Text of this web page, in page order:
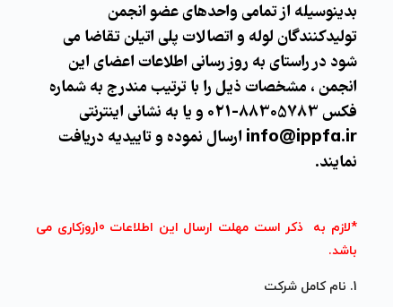
بدینوسیله از تمامی واحدهای عضو انجمن
تولیدکنندگان لوله و اتصالات پلی اتیلن تقاضا می
شود در راستای به روز رسانی اطلاعات اعضای این
انجمن ، مشخصات ذیل را با ترتیب مندرج به شماره
فکس 88305783-021 و یا به نشانی اینترنتی
info@ippfa.ir ارسال نموده و تاییدیه دریافت
نمایند.
*لازم به ذکر است مهلت ارسال این اطلاعات 10روزکاری می
باشد.
1. نام کامل شرکت